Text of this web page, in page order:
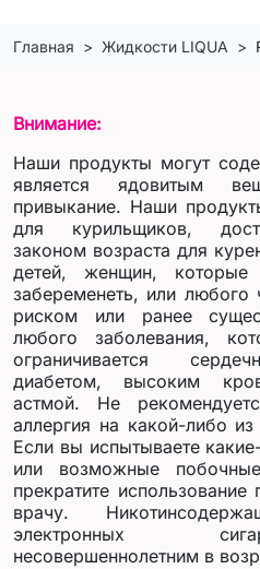
Главная Жидкости LIQUA
Внимание:
Наши продукты могут
является ядовитым
привыкание. Наши
для курильщиков,
законом возраста для
детей, женщин,
забеременеть, или
риском или ранее
любого заболевания,
ограничивается
диабетом, высоким
астмой. Не
аллергия на какой-либо
Если вы испытываете
или возможные
прекратите
врачу.
электронных
несовершеннолетним в